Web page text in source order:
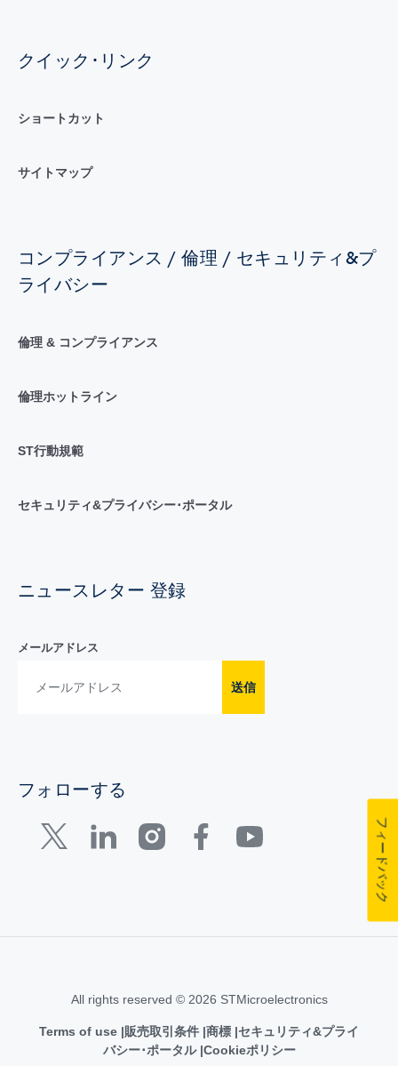
クイック･リンク
ショートカット
サイトマップ
コンプライアンス / 倫理 / セキュリティ&プ
ライバシー
倫理 & コンプライアンス
倫理ホットライン
ST行動規範
セキュリティ&プライバシー･ポータル
ニュースレター 登録
メールアドレス
送信
フォローする
All rights reserved © 2026 STMicroelectronics
Terms of use 販売取引条件 商標 セキュリティ&プライ
バシー･ポータル Cookieポリシー
フィードバック